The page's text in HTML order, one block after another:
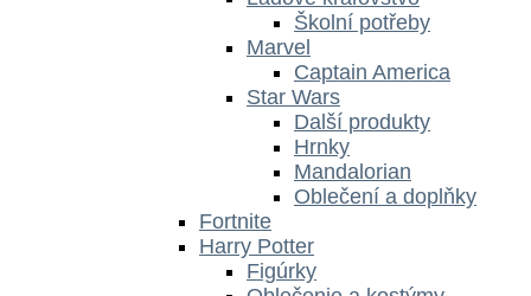
Školní potřeby
Marvel
Captain America
Star Wars
Další produkty
Hrnky
Mandalorian
Oblečení a doplňky
Fortnite
Harry Potter
Figúrky